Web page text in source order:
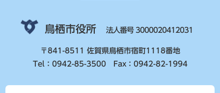
鳥栖市役所 法人番号 3000020412031
〒841-8511 佐賀県鳥栖市宿町1118番地
Tel：0942-85-3500 Fax：0942-82-1994